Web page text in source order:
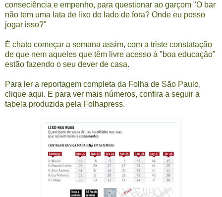
conseciência e empenho, para questionar ao garçom "O bar
não tem uma lata de lixo do lado de fora? Onde eu posso
jogar isso?"
É chato começar a semana assim, com a triste constatação
de que nem aqueles que têm livre acesso à "boa educação"
estão fazendo o seu dever de casa.
Para ler a reportagem completa da Folha de São Paulo,
clique aqui. E para ver mais números, confira a seguir a
tabela produzida pela Folhapress.